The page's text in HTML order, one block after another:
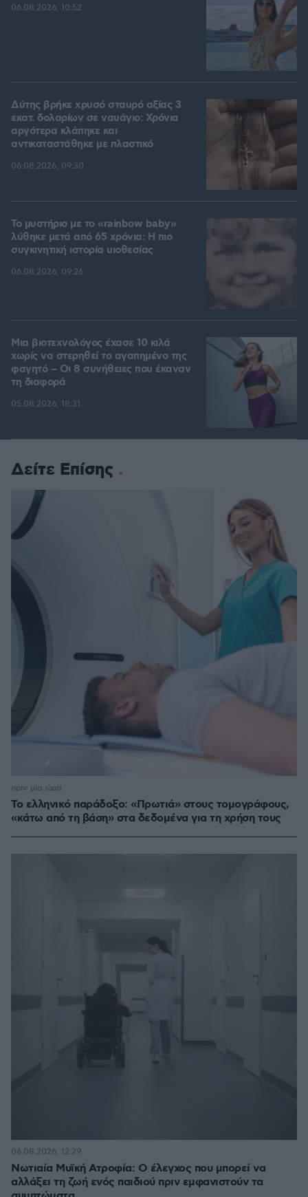
06.08.2026, 10:52
Δύτης βρήκε χρυσό σταυρό αξίας 3
εκατ. δολαρίων σε ναυάγιο: Χρόνια
αργότερα κλάπηκε και
αντικαταστάθηκε με πλαστικό
06.08.2026, 09:30
Το μυστήριο με το «rainbow baby»
λύθηκε μετά από 65 χρόνια: Η πιο
συγκινητική ιστορία υιοθεσίας
06.08.2026, 09:26
Μια βιοτεχνολόγος έχασε 10 κιλά
χωρίς να στερηθεί το αγαπημένο της
φαγητό – Οι 8 συνήθειες που έκαναν
τη διαφορά
05.08.2026, 18:31
Δείτε Επίσης
Το ελληνικό παράδοξο: «Πρωτιά» στους τομογράφους,
«κάτω από τη βάση» στα δεδομένα για τη χρήση τους
πριν μία ώρα
Νωτιαία Μυϊκή Ατροφία: Ο έλεγχος που μπορεί να
αλλάξει τη ζωή ενός παιδιού πριν εμφανιστούν τα
06.08.2026, 12:29